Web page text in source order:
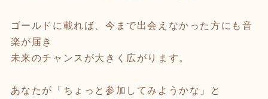
ゴールドに載れば、今まで出会えなかった方にも音
楽が届き
未来のチャンスが大きく広がります。
あなたが「ちょっと参加してみようかな」と